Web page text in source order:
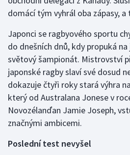
domácí tým vyhrál oba zápasy, a
Japonci se ragbyového sportu
do dnešních dnů, kdy propuká
světový šampionát. Mistrovství
japonské ragby slaví své dosud
dokazuje čtyři roky stará výhra
který od Australana Jonese v
Novozélanďan Jamie Joseph,
značnými ambicemi.
Poslední test nevyšel